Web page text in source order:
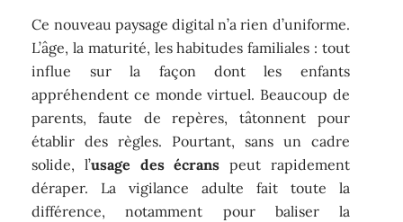
Ce nouveau paysage digital n’a rien d’uniforme.
L’âge, la maturité, les habitudes familiales : tout
influe sur la façon dont les enfants
appréhendent ce monde virtuel. Beaucoup de
parents, faute de repères, tâtonnent pour
établir des règles. Pourtant, sans un cadre
solide, l’usage des écrans peut rapidement
déraper. La vigilance adulte fait toute la
différence, notamment pour baliser la